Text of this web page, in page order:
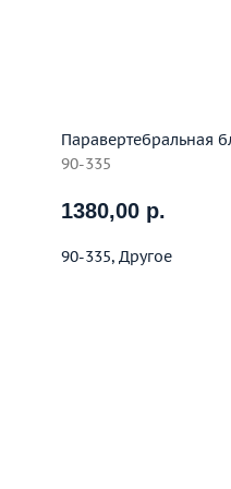
Паравертебральная
90-335
1380,00 р.
90-335, Другое